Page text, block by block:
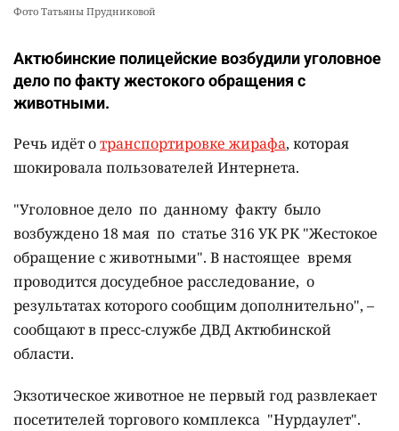
Фото Татьяны Прудниковой
Актюбинские полицейские возбудили уголовное
дело по факту жестокого обращения с
животными.
Речь идёт отранспортировке жирафа, которая
шокировала пользователей Интернета.
"Уголовное дело по данному факту было
возбуждено 18 мая по статье 316 УК РК "Жестокое
обращение с животными". В настоящее время
проводится досудебное расследование, о
результатах которого сообщим дополнительно", –
сообщают в пресс-службе ДВД Актюбинской
области.
Экзотическое животное не первый год развлекает
посетителей торгового комплекса "Нурдаулет".